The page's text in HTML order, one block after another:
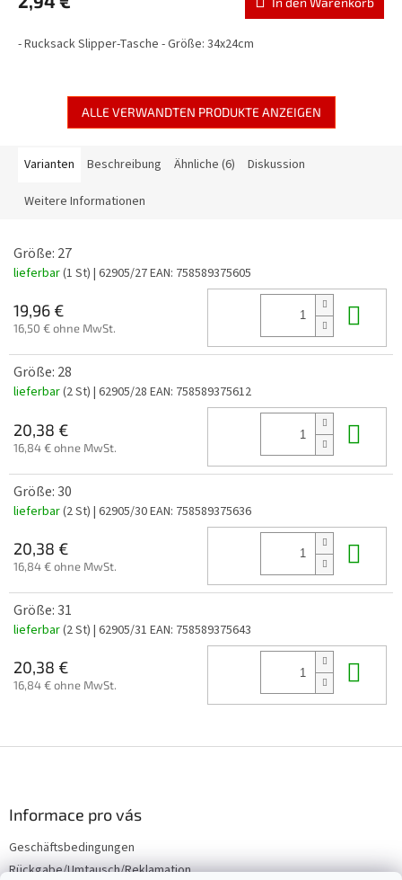
- Rucksack Slipper-Tasche - Größe: 34x24cm
ALLE VERWANDTEN PRODUKTE ANZEIGEN
Varianten Beschreibung Ähnliche (6) Diskussion
Weitere Informationen
Größe: 27
lieferbar(1 St) | 62905/27EAN: 758589375605
19,96 €
16,50 € ohne MwSt.
Größe: 28
lieferbar(2 St) | 62905/28 EAN: 758589375612
20,38 €
16,84 € ohne MwSt.
Größe: 30
lieferbar(2 St) | 62905/30EAN: 758589375636
20,38 €
16,84 € ohne MwSt.
Größe: 31
lieferbar(2 St) | 62905/31 EAN: 758589375643
20,38 €
16,84 € ohne MwSt.
l
Informace pro vás
Geschäftsbedingungen
Rückgabe/Umtausch/Reklamation